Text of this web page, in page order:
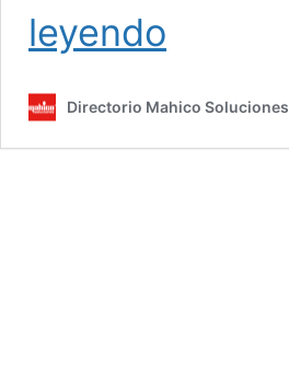
leyendo
ventanas
Directorio Mahico Soluciones